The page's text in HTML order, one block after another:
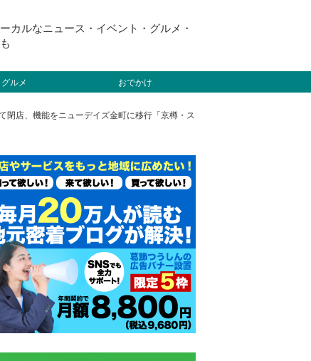
カルなニュース・イベント・グルメ・
グルメ おでかけ
閉店、機能をニューデイズ金町に移行「京樽・ス